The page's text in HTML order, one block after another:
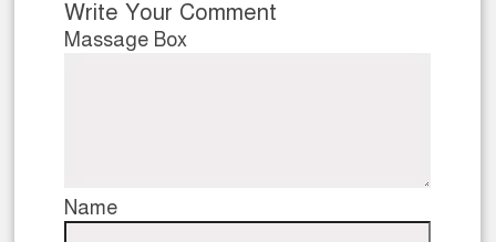
Write Your Comment
Massage Box
Name